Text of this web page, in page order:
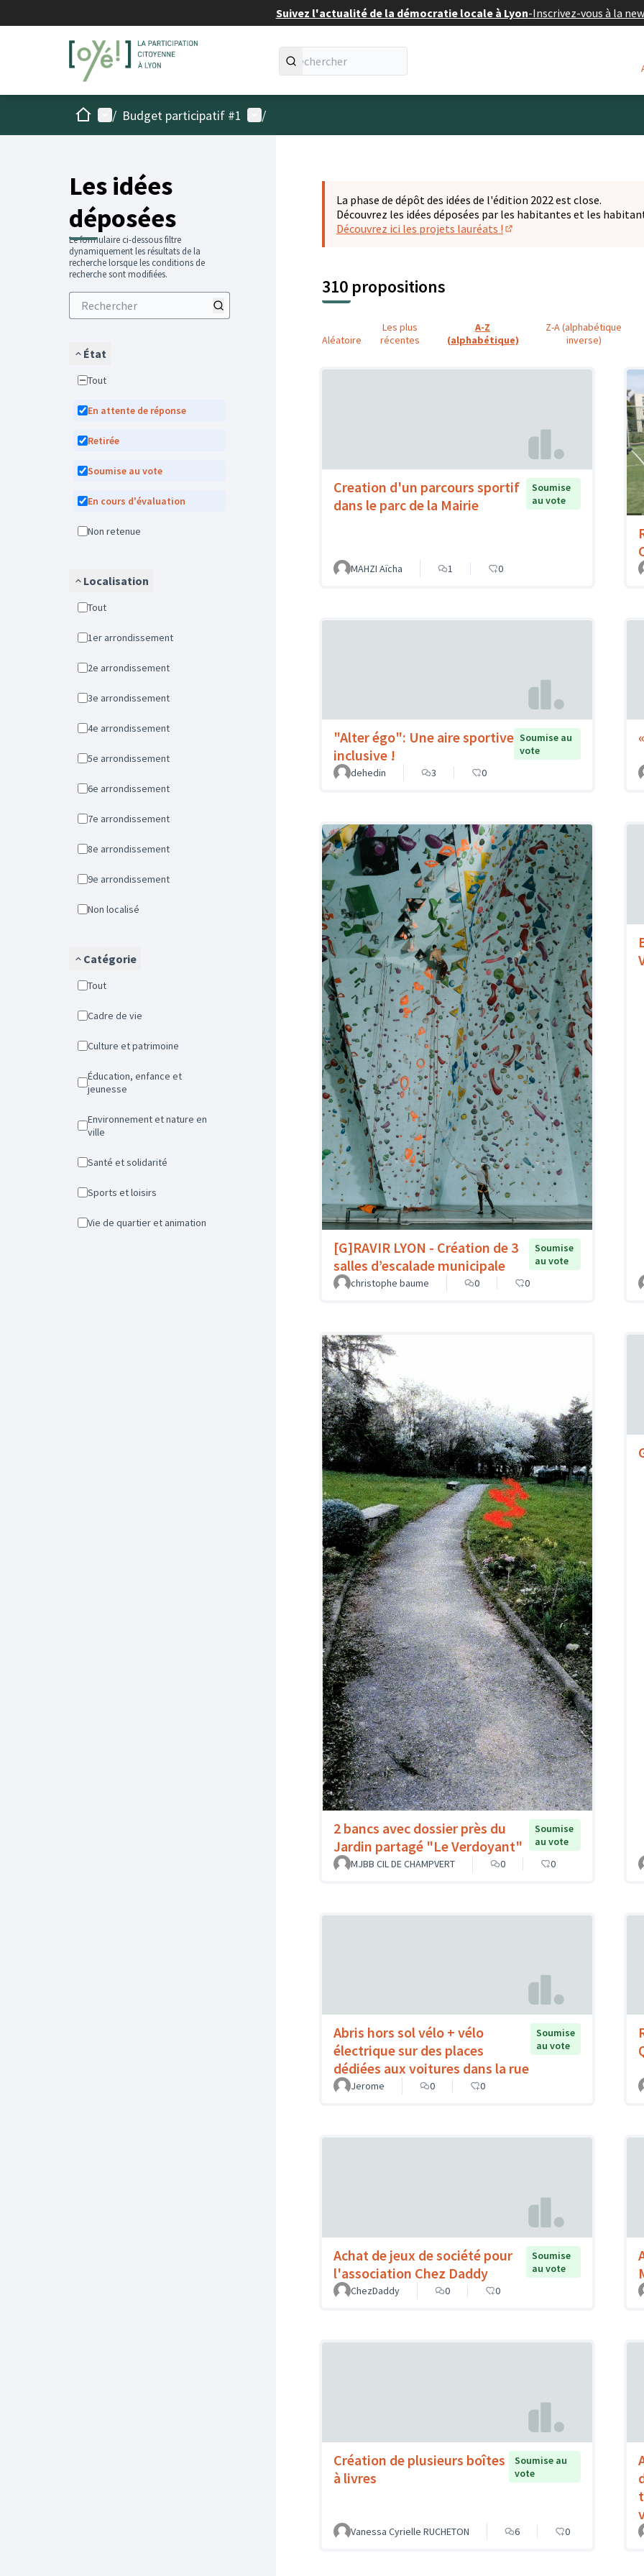
Suivez l'actualité de la démocratie locale à Lyon-Inscrivez-vous à la
AccueilMenu principal
/ Budget participatif #1 Menu utilisateur
/
Les idées
déposées
Le formulaire ci-dessous filtre
dynamiquement les résultats de la
recherche lorsque les conditions de
recherche sont modifiées.
État
Tout
En attente de réponse
Retirée
Soumise au vote
En cours d'évaluation
Non retenue
Localisation
Tout
1er arrondissement
2e arrondissement
3e arrondissement
4e arrondissement
5e arrondissement
6e arrondissement
7e arrondissement
8e arrondissement
9e arrondissement
Non localisé
Catégorie
Tout
Cadre de vie
Culture et patrimoine
Éducation, enfance et
jeunesse
Environnement et nature en
ville
Santé et solidarité
Sports et loisirs
Vie de quartier et animation
La phase de dépôt des idées de l'édition 2022 est close.
Découvrez les idées déposées par les habitantes et les
Découvrez ici les projets lauréats !
310 propositions
Aléatoire
Les plus
récentes
A-Z
(alphabétique)
Z-A (alphabétique
inverse)
Creation d'un parcours sportif
dans le parc de la Mairie
Soumise
au vote
MAHZI Aïcha 1 0
"Alter égo": Une aire sportive
inclusive !
Soumise au
vote
dehedin
3 0
[G]RAVIR LYON - Création de 3
salles d’escalade municipale
Soumise
au vote
christophe baume
0 0
2 bancs avec dossier près du
Jardin partagé "Le Verdoyant"
Soumise
au vote
MJBB CIL DE CHAMPVERT
0 0
Abris hors sol vélo + vélo
électrique sur des places
dédiées aux voitures dans la rue
Soumise
au vote
Jerome 0 0
Achat de jeux de société pour
l'association Chez Daddy
Soumise
au vote
ChezDaddy
0 0
Création de plusieurs boîtes
à livres
Soumise au
vote
Vanessa Cyrielle RUCHETON 6 0